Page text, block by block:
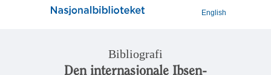
English
Bibliografi
Den internasjonale Ibsen-